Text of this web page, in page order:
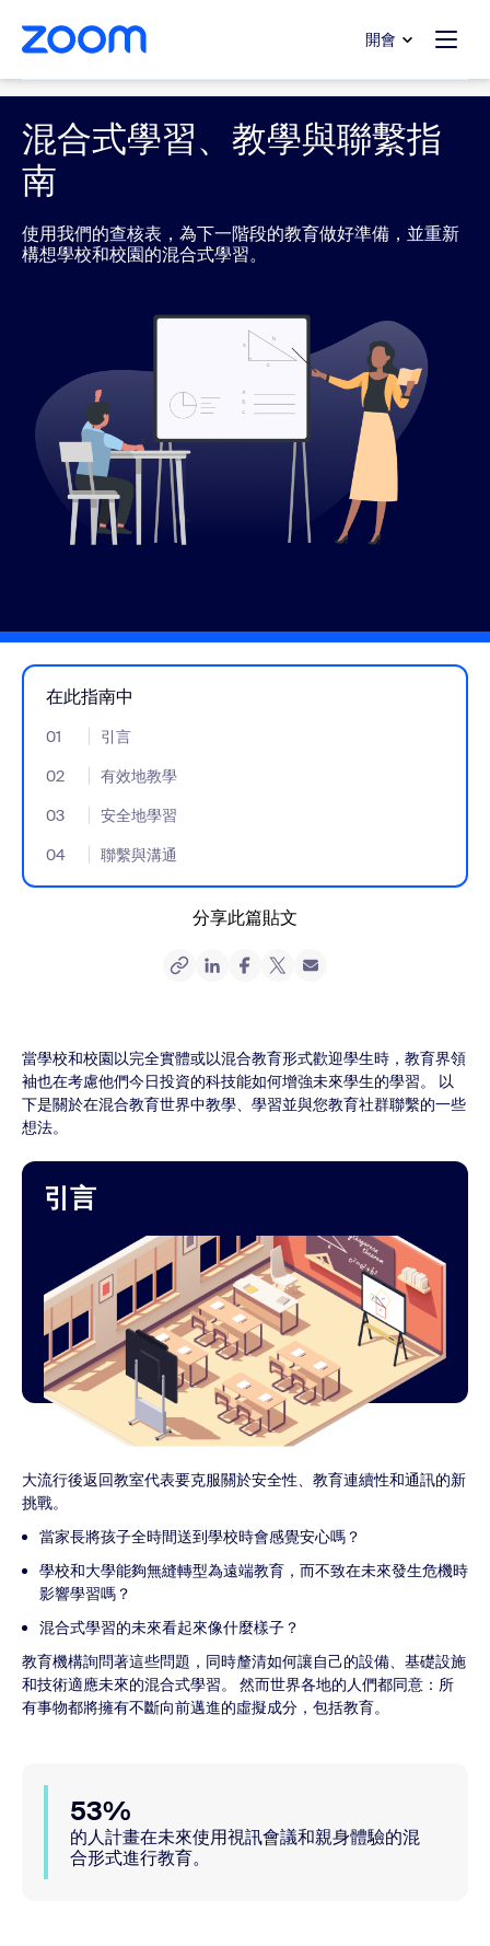
至主要內容
至協助聊天 開會
混合式學習、教學與聯繫指
南
使用我們的查核表，為下一階段的教育做好準備，並重新
構想學校和校園的混合式學習。
在此指南中
01 引言
- Jumplink to 引言
02
有效地教學
- Jumplink to 有效地教學
03
安全地學習
- Jumplink to 安全地學習
04
聯繫與溝通
- Jumplink to 聯繫與溝通
分享此篇貼文
當學校和校園以完全實體或以混合教育形式歡迎學生時，教育界領
袖也在考慮他們今日投資的科技能如何增強未來學生的學習。 以
下是關於在混合教育世界中教學、學習並與您教育社群聯繫的一些
想法。
引言
大流行後返回教室代表要克服關於安全性、教育連續性和通訊的新
挑戰。
當家長將孩子全時間送到學校時會感覺安心嗎？
學校和大學能夠無縫轉型為遠端教育，而不致在未來發生危機時
影響學習嗎？
混合式學習的未來看起來像什麼樣子？
教育機構詢問著這些問題，同時釐清如何讓自己的設備、基礎設施
和技術適應未來的混合式學習。 然而世界各地的人們都同意：所
有事物都將擁有不斷向前邁進的虛擬成分，包括教育。
53%
的人計畫在未來使用視訊會議和親身體驗的混
合形式進行教育。